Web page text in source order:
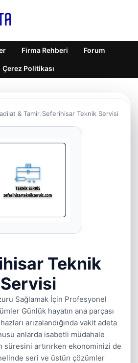
Firma Rehberi Forum
Çerez Politikası
& Tamir Seferihisar Teknik Servisi
Teknik
Servisi
Sağlamak İçin Profesyonel
Günlük hayatın ana parçası
arızalandığında vakit adeta
anlarda isabetli müdahale
süresini artırırken ekonominizi de
seri ve üstün çözümler